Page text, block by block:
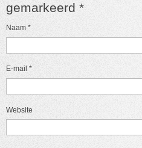
gemarkeerd *
Naam *
E-mail *
Website